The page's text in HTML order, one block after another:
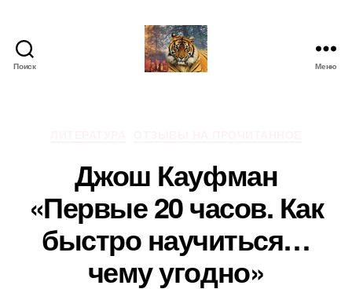
Поиск Меню
Джош Кауфман
«Первые 20 часов. Как
быстро научиться…
чему угодно»